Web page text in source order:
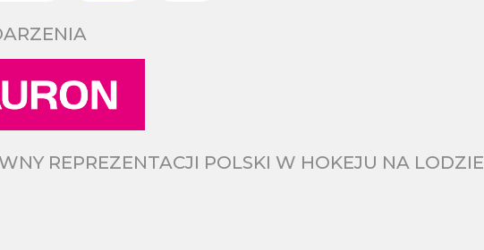
REPREZENTACJI POLSKI W HOKEJU NA LODZIE